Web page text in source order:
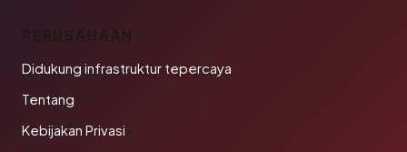
PERUSAHAAN
Didukung infrastruktur tepercaya
Tentang
Kebijakan Privasi